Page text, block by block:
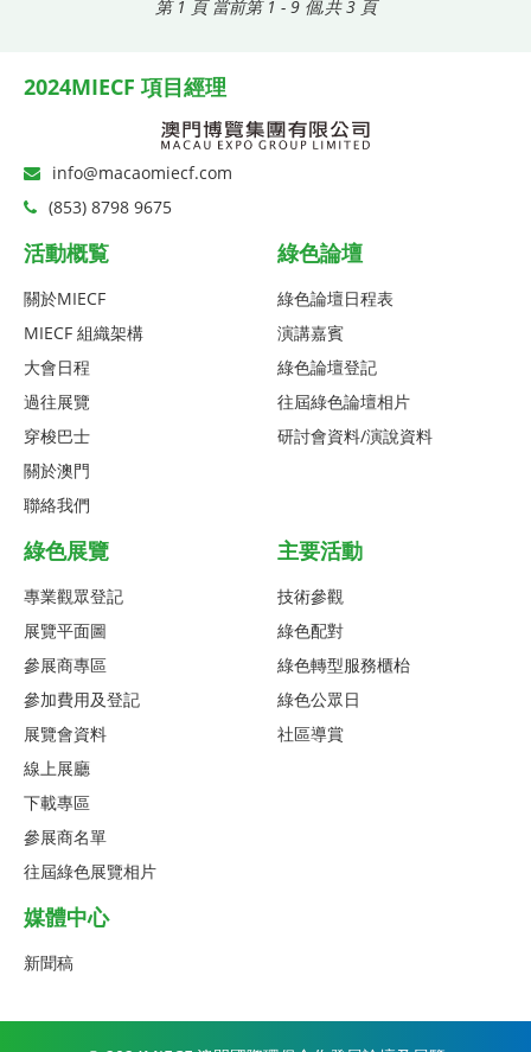
第 1 頁 當前第 1 - 9 個,共 3 頁
2024MIECF 項目經理
info@macaomiecf.com
(853) 8798 9675
活動概覧
關於MIECF
MIECF 組織架構
大會日程
過往展覽
穿梭巴士
關於澳門
聯絡我們
綠色論壇
綠色論壇日程表
演講嘉賓
綠色論壇登記
往屆綠色論壇相片
研討會資料/演說資料
綠色展覽
專業觀眾登記
展覽平面圖
參展商專區
參加費用及登記
展覽會資料
線上展廳
下載專區
參展商名單
往屆綠色展覽相片
主要活動
技術參觀
綠色配對
綠色轉型服務櫃枱
綠色公眾日
社區導賞
媒體中心
新聞稿